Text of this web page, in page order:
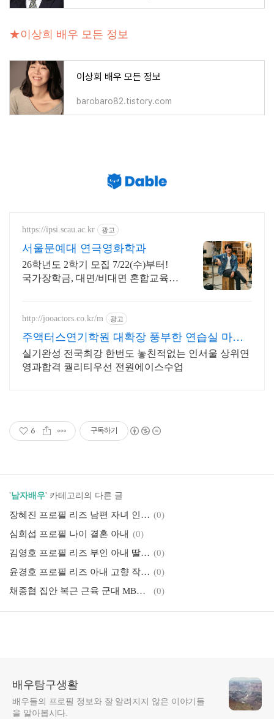
★이상희 배우 모든 정보
이상희 배우 모든 정보
barobaro82.tistory.com
https://ipsi.scau.ac.kr 광고
서울문예대 연극영화학과
26학년도 2학기 모집 7/22(수)부터!
국가장학금, 대면/비대면 혼합교육
http://jooactors.co.kr/m 광고
주액터스연기학원 대확장 풍부한 연습실 마음
껏사용가능
실기완성 전국최강 한번도 놓친적없는 인서울 상위연
영과합격 퀄리티우선 전원에이스수업
6 구독하기
'남자배우' 카테고리의 다른 글
장혜진 프로필 리즈 남편 자녀 인스타 작품활동 필모그래피 키 (0)
심희섭 프로필 나이 결혼 아내 (0)
김영호 프로필 리즈 부인 아내 딸 근황 (0)
윤경호 프로필 리즈 아내 고향 작품활동 근황 (0)
채종협 집안 복근 근육 군대 MBTI 결혼 여자친구
(0)
배우탐구생활
배우들의 프로필 정보와 잘 알려지지 않은 이야기들
을 알아봅시다.